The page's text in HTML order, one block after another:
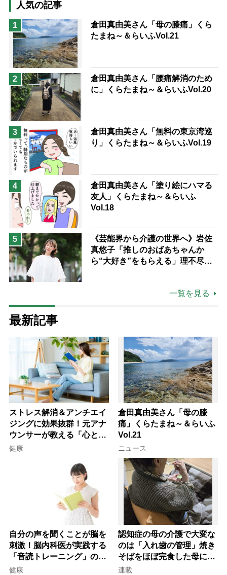
高木ブー
ケアマネジャー
猫が母になつきません
息子の遠距離介護サバイバル術
兄がボケました
予防法
人気の記事
1
倉田真由美さん「母の膝痛」くら
たまね～＆らいふVol.21
2
倉田真由美さん「腰痛解消のため
に」くらたまね～＆らいふVol.20
3
倉田真由美さん「無料の東京湾巡
り」くらたまね～＆らいふVol.19
4
倉田真由美さん「塗り絵にハマる
友人」くらたまね～＆らいふ
Vol.18
5
《芸能界から介護の世界へ》岩佐
真悠子「推しのおばあちゃんか
ら“大好き”をもらえる」理不尽さ
一覧を見る
最新記事
ストレス解消＆アンチエイ
ジングに効果抜群！元アナ
ウンサーが教える「心と体
を元気にする音読の習慣」
健康
倉田真由美さん「母の膝
痛」くらたまね～＆らいふ
Vol.21
ニュース
自分の声を聞くことが脳を
刺激！脳内科医が実践する
「音読トレーニング」の極
意
健康
認知症の母の介護で大変な
のは「入れ歯の管理」焼き
そばをほぼ完食した母に息
子が血の気が引いた理由
連載